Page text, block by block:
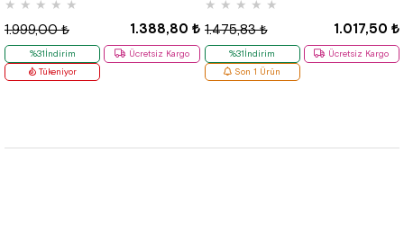
★ ★ ★ ★ ★
1.388,80 ₺
1.999,00 ₺
%31İndirim
Ücretsiz Kargo
Tükeniyor
★ ★ ★ ★ ★
1.017,50 ₺
1.475,83 ₺
%31İndirim
Ücretsiz Kargo
Son 1 Ürün